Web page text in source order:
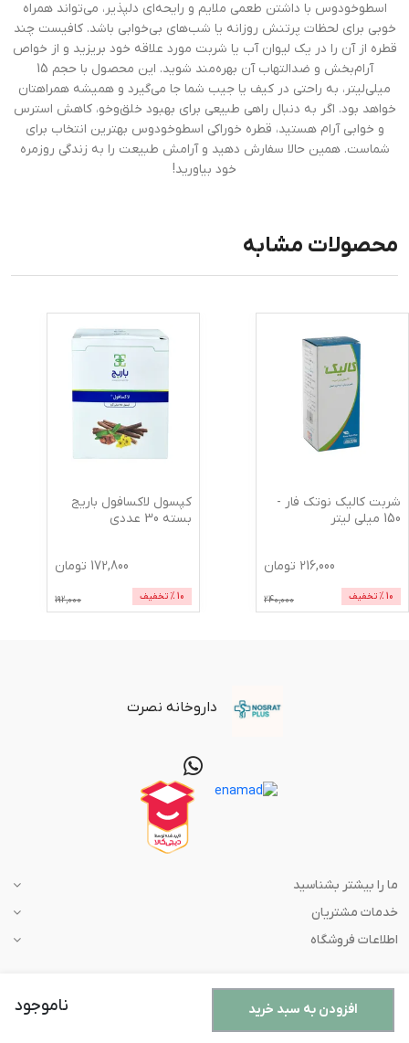
افزودن به سبد خرید ناموجود
اسطوخودوس با داشتن طعمی ملایم و رایحه‌ای دلپذیر، می‌تواند همراه
خوبی برای لحظات پرتنش روزانه یا شب‌های بی‌خوابی باشد. کافیست چند
قطره از آن را در یک لیوان آب یا شربت مورد علاقه خود بریزید و از خواص
آرام‌بخش و ضدالتهاب آن بهره‌مند شوید. این محصول با حجم 15
میلی‌لیتر، به راحتی در کیف یا جیب شما جا می‌گیرد و همیشه همراهتان
خواهد بود. اگر به دنبال راهی طبیعی برای بهبود خلق‌وخو، کاهش استرس
و خوابی آرام هستید، قطره خوراکی اسطوخودوس بهترین انتخاب برای
شماست. همین حالا سفارش دهید و آرامش طبیعت را به زندگی روزمره
خود بیاورید!
محصولات مشابه
شربت کالیک نوتک فار -
150 میلی لیتر
216,000 تومان
10 % تخفیف 240,000
کپسول لاکسافول باریج
بسته 30 عددی
172,800 تومان
10 % تخفیف 192,000
داروخانه نصرت
ما را بیشتر بشناسید
خدمات مشتریان
اطلاعات فروشگاه